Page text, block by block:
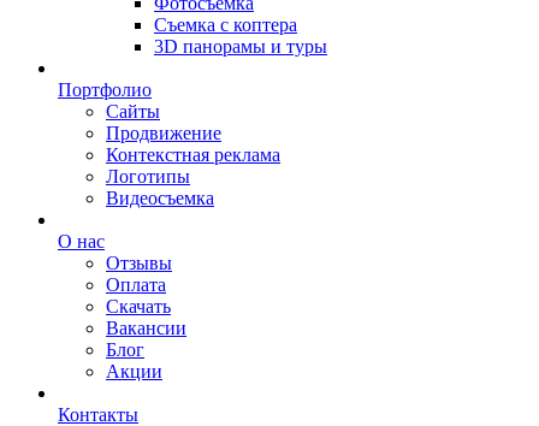
Съемка с коптера
3D панорамы и туры
Портфолио
Сайты
Продвижение
Контекстная реклама
Логотипы
Видеосъемка
О нас
Отзывы
Оплата
Скачать
Вакансии
Блог
Акции
Контакты